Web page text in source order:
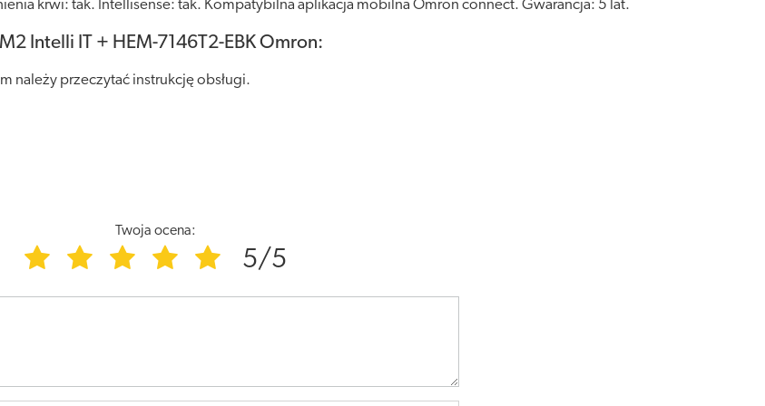
krwi: tak. Intellisense: tak. Kompatybilna aplikacja mobilna Omron connect. Gwarancja: 5 lat.
Intelli IT + HEM-7146T2-EBK Omron:
należy przeczytać instrukcję obsługi.
Twoja ocena:
5/5